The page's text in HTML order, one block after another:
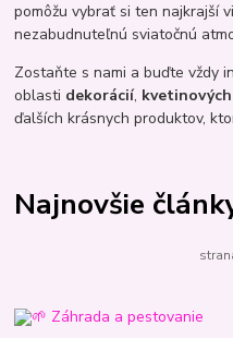
pomôžu vybrať si ten najkrajší
nezabudnuteľnú sviatočnú
Zostaňte s nami a buďte vždy
oblasti dekorácií,
ďalších krásnych produktov,
Najnovšie